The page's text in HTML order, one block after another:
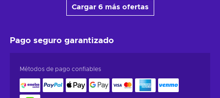
Cargar 6 más ofertas
Pago seguro garantizado
Métodos de pago confiables